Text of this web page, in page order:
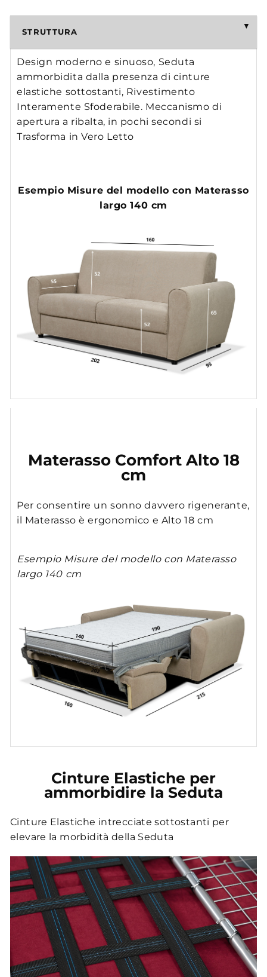
STRUTTURA
Design moderno e sinuoso, Seduta
ammorbidita dalla presenza di cinture
elastiche sottostanti, Rivestimento
Interamente Sfoderabile. Meccanismo di
apertura a ribalta, in pochi secondi si
Trasforma in Vero Letto
Esempio Misure del modello con Materasso
largo 140 cm
Materasso Comfort Alto 18
cm
Per consentire un sonno davvero rigenerante,
il Materasso è ergonomico e Alto 18 cm
Esempio Misure del modello con Materasso
largo 140 cm
Cinture Elastiche per
ammorbidire la Seduta
Cinture Elastiche intrecciate sottostanti per
elevare la morbidità della Seduta